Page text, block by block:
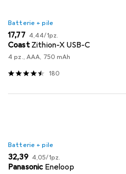
Batterie + pile
EUR
17,77 EUR
4,44/1pz.
Coast Zithion-X USB-C
4 pz., AAA, 750 mAh
180
Batterie + pile
EUR
32,39 EUR
4,05/1pz.
Panasonic Eneloop